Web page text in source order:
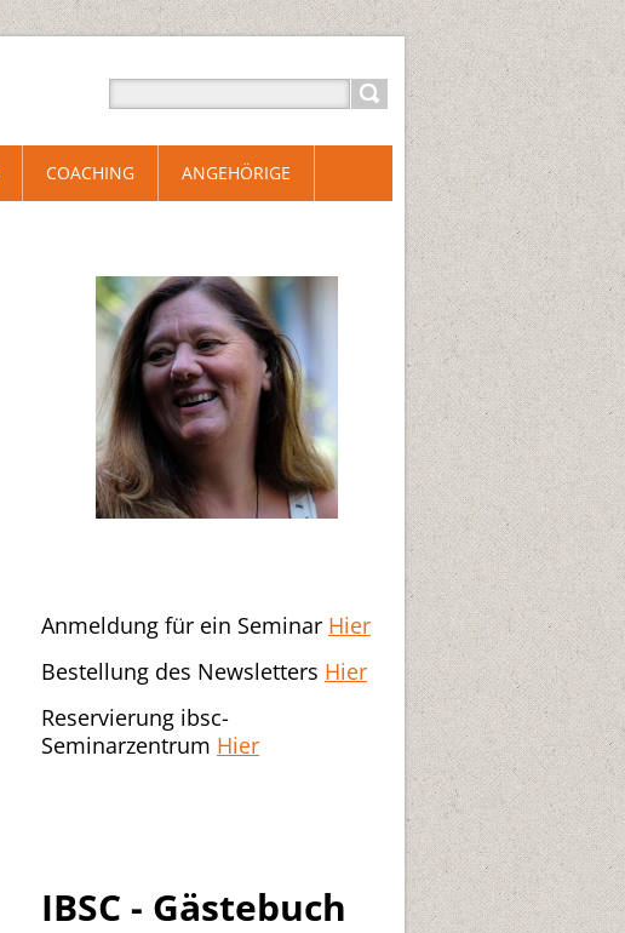
Anmeldung für ein Seminar Hier
Bestellung des Newsletters Hier
Reservierung ibsc-
Seminarzentrum Hier
IBSC - Gästebuch
COACHING ANGEHÖRIGE